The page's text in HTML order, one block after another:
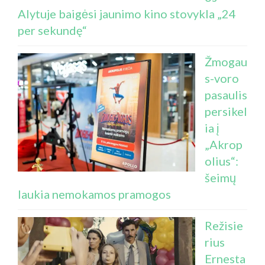
Alytuje baigėsi jaunimo kino stovykla „24
per sekundę“
Žmogau
s-voro
pasaulis
persikel
ia į
„Akrop
olius“:
šeimų
laukia nemokamos pramogos
Režisie
rius
Ernesta